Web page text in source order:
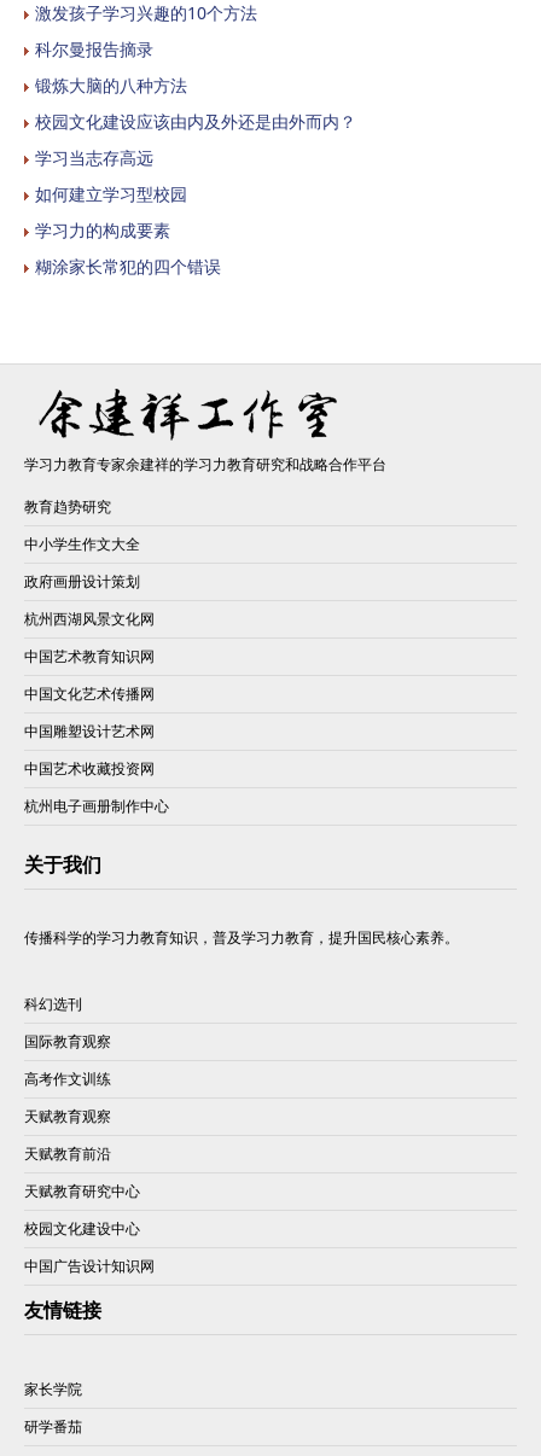
激发孩子学习兴趣的10个方法
科尔曼报告摘录
锻炼大脑的八种方法
校园文化建设应该由内及外还是由外而内？
学习当志存高远
如何建立学习型校园
学习力的构成要素
糊涂家长常犯的四个错误
学习力教育专家余建祥的学习力教育研究和战略合作平台
教育趋势研究
中小学生作文大全
政府画册设计策划
杭州西湖风景文化网
中国艺术教育知识网
中国文化艺术传播网
中国雕塑设计艺术网
中国艺术收藏投资网
杭州电子画册制作中心
关于我们
传播科学的学习力教育知识，普及学习力教育，提升国民核心素养。
科幻选刊
国际教育观察
高考作文训练
天赋教育观察
天赋教育前沿
天赋教育研究中心
校园文化建设中心
中国广告设计知识网
友情链接
家长学院
研学番茄